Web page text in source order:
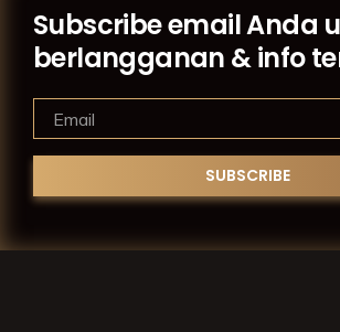
Subscribe email Anda
berlangganan & info